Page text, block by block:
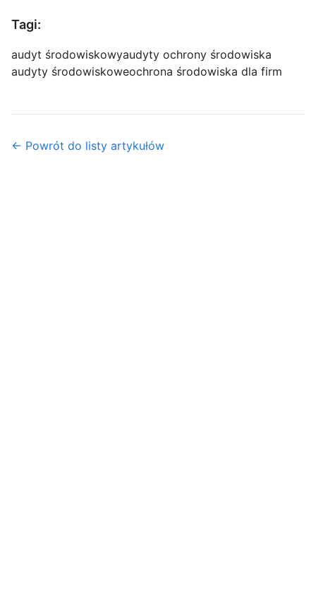
Tagi:
audyt środowiskowyaudyty ochrony środowiska
audyty środowiskoweochrona środowiska dla firm
← Powrót do listy artykułów